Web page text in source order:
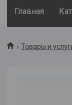
Главная
Товары и